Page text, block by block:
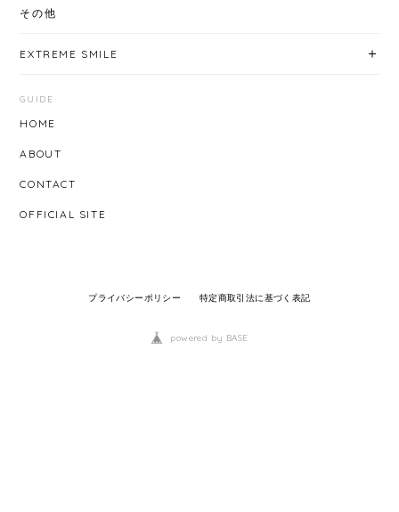
その他
EXTREME SMILE
GUIDE
HOME
ABOUT
CONTACT
OFFICIAL SITE
プライバシーポリシー 特定商取引法に基づく表記
powered by BASE